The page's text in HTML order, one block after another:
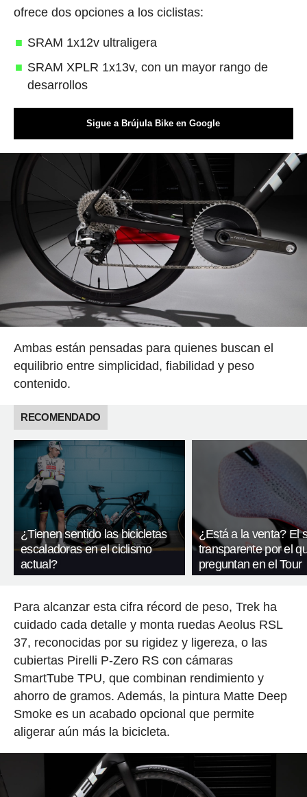
ofrece dos opciones a los ciclistas:
SRAM 1x12v ultraligera
SRAM XPLR 1x13v, con un mayor rango de
desarrollos
Sigue a Brújula Bike en Google
Ambas están pensadas para quienes buscan el
equilibrio entre simplicidad, fiabilidad y peso
contenido.
RECOMENDADO
¿Tienen sentido las bicicletas
escaladoras en el ciclismo
actual?
¿Está a la venta? El
transparente por el
preguntan en el Tour
Para alcanzar esta cifra récord de peso, Trek ha
cuidado cada detalle y monta ruedas Aeolus RSL
37, reconocidas por su rigidez y ligereza, o las
cubiertas Pirelli P-Zero RS con cámaras
SmartTube TPU, que combinan rendimiento y
ahorro de gramos. Además, la pintura Matte Deep
Smoke es un acabado opcional que permite
aligerar aún más la bicicleta.